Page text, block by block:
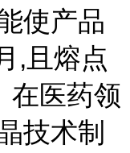
使产品
,且熔点
在医药领
技术制